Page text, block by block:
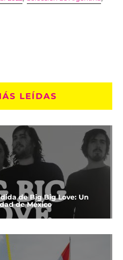
LEÍDAS
de Big Big Love: Un
de México